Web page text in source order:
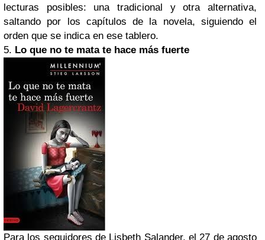
lecturas posibles: una tradicional y otra alternativa,
saltando por los capítulos de la novela, siguiendo el
orden que se indica en ese tablero.
5. Lo que no te mata te hace más fuerte
Para los seguidores de Lisbeth Salander, el 27 de agosto